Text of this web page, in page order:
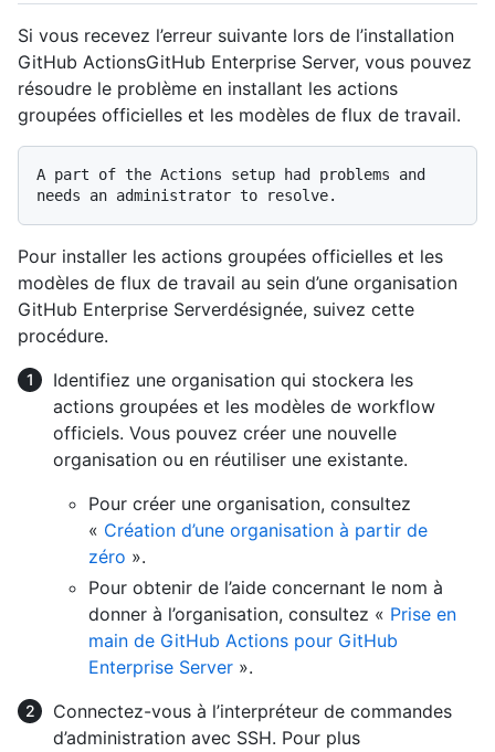
Si vous recevez l’erreur suivante lors de l’installation
GitHub ActionsGitHub Enterprise Server, vous pouvez
résoudre le problème en installant les actions
groupées officielles et les modèles de flux de travail.
A part of the Actions setup had problems and
Pour installer les actions groupées officielles et les
modèles de flux de travail au sein d’une organisation
GitHub Enterprise Serverdésignée, suivez cette
procédure.
Identifiez une organisation qui stockera les
actions groupées et les modèles de workflow
officiels. Vous pouvez créer une nouvelle
organisation ou en réutiliser une existante.
Pour créer une organisation, consultez
« Création d’une organisation à partir de
zéro ».
Pour obtenir de l’aide concernant le nom à
donner à l’organisation, consultez « Prise en
main de GitHub Actions pour GitHub
Enterprise Server ».
Connectez-vous à l’interpréteur de commandes
d’administration avec SSH. Pour plus